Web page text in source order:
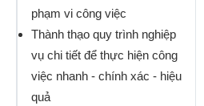
phạm vi công việc
Thành thạo quy trình nghiệp
vụ chi tiết để thực hiện công
việc nhanh - chính xác - hiệu
quả